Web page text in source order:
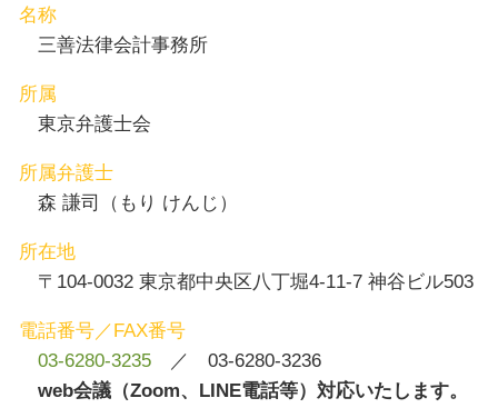
債権回収 日比谷 相談
名称
三善法律会計事務所
所属
東京弁護士会
所属弁護士
森 謙司（もり けんじ）
所在地
〒104-0032 東京都中央区八丁堀4-11-7 神谷ビル503
電話番号／FAX番号
03-6280-3235 ／ 03-6280-3236
web会議（Zoom、LINE電話等）対応いたします。